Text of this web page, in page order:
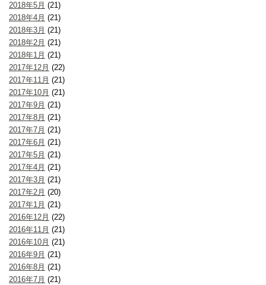
2018年5月 (21)
2018年4月 (21)
2018年3月 (21)
2018年2月 (21)
2018年1月 (21)
2017年12月 (22)
2017年11月 (21)
2017年10月 (21)
2017年9月 (21)
2017年8月 (21)
2017年7月 (21)
2017年6月 (21)
2017年5月 (21)
2017年4月 (21)
2017年3月 (21)
2017年2月 (20)
2017年1月 (21)
2016年12月 (22)
2016年11月 (21)
2016年10月 (21)
2016年9月 (21)
2016年8月 (21)
2016年7月 (21)